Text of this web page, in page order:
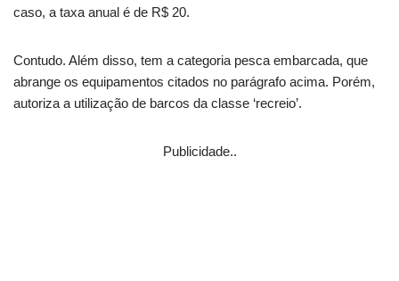
caso, a taxa anual é de R$ 20.
Contudo. Além disso, tem a categoria pesca embarcada, que
abrange os equipamentos citados no parágrafo acima. Porém,
autoriza a utilização de barcos da classe ‘recreio’.
Publicidade..